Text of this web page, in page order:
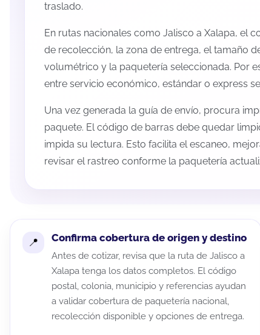
traslado.
En rutas nacionales como Jalisco a Xalapa, el
de recolección, la zona de entrega, el tamaño
volumétrico y la paquetería seleccionada. Por
entre servicio económico, estándar o express
Una vez generada la guía de envío, procura
paquete. El código de barras debe quedar
impida su lectura. Esto facilita el escaneo,
revisar el rastreo conforme la paquetería
Confirma cobertura de origen y destino
Antes de cotizar, revisa que la ruta de Jalisco a
Xalapa tenga los datos completos. El código
postal, colonia, municipio y referencias ayudan
a validar cobertura de paquetería nacional,
recolección disponible y opciones de entrega.